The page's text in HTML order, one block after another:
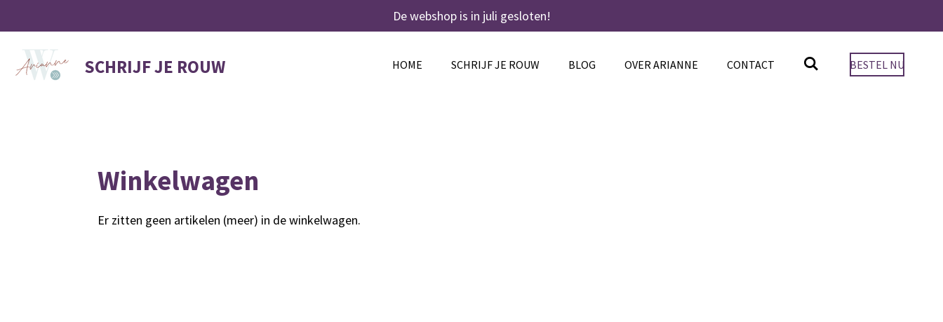
direct
naar
de
De webshop is in juli gesloten!
SCHRIJF JE ROUW HOME SCHRIJF JE ROUW BLOG OVER ARIANNE CONTACT BESTEL NU
Winkelwagen
Er zitten geen artikelen (meer) in de winkelwagen.